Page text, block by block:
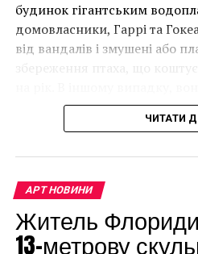
будинок гігантським
домовласники, Гаррі та
від вандалів і змушені або
збереження птаха, що
мурал, що може коштувати
доларів.
ЧИТАТИ
АРТ НОВИНИ
Житель Флориди
13-метрову